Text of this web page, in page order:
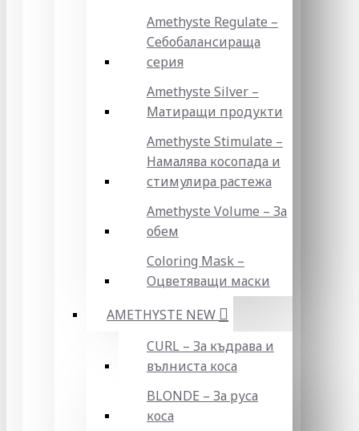
Amethyste Regulate –
Себобалансираща
серия
Amethyste Silver –
Матиращи продукти
Amethyste Stimulate –
Намалява косопада и
стимулира растежа
Amethyste Volume – За
обем
Coloring Mask –
Оцветяващи маски
AMETHYSTE NEW
CURL – За къдрава и
вълниста коса
BLONDE – За руса
коса